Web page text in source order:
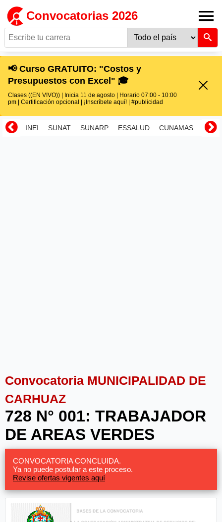
Convocatorias 2026
📢 Curso GRATUITO: "Costos y
Presupuestos con Excel" 🎓
Clases ((EN VIVO)) | Inicia 11 de agosto | Horario 07:00 - 10:00
pm | Certificación opcional | ¡Inscríbete aquí! | #publicidad
INEI SUNAT SUNARP ESSALUD CUNAMAS
Convocatoria MUNICIPALIDAD DE
CARHUAZ
728 N° 001: TRABAJADOR
DE AREAS VERDES
CONVOCATORIA CONCLUIDA.
Ya no puede postular a este proceso.
Revise ofertas vigentes aquí